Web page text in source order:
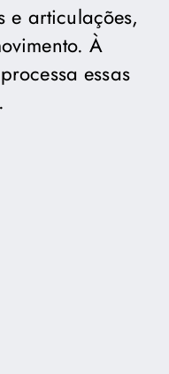
e articulações,
À
essas